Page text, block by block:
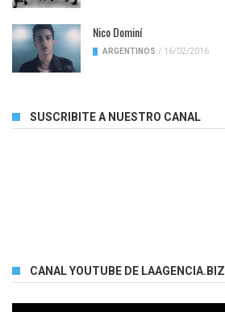
Nico Dominí
ARGENTINOS / 16/02/2016
SUSCRIBITE A NUESTRO CANAL
CANAL YOUTUBE DE LAAGENCIA.BIZ